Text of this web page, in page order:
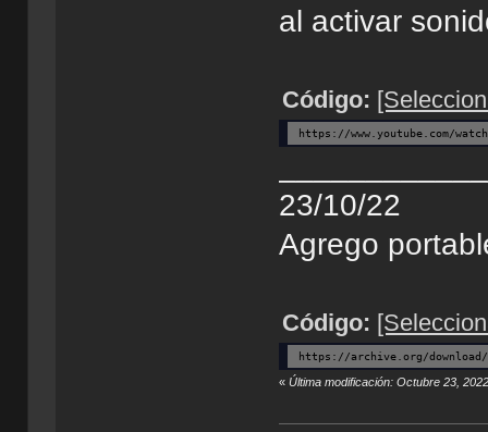
al activar
Código:
https://www.youtube.com/
23/10/22
Agrego
Código:
https://archive.org/download/
«Última modificación: Octubre 23,